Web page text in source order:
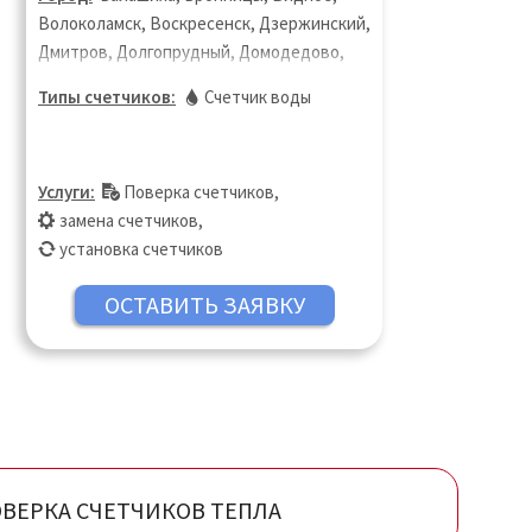
Волоколамск, Воскресенск, Дзержинский,
Дмитров, Долгопрудный, Домодедово,
Ивантеевка, Истра, Кашира, Клин,
Лыткарино, Люберцы, Можайск, Мытищи,
Наро-Фоминск, Озёры, Орехово-Зуево,
Павловский Посад, Подольск, Пушкино,
Раменское, Реутов, Руза, Сергиев Посад,
Серпухов, Солнечногорск, Ступино,
Талдом, Фрязино, Химки, Чехов, Шатура,
Типы счетчиков: Счетчик воды
Услуги: Поверка счетчиков,
замена счетчиков,
установка счетчиков
СЧЕТЧИКОВ ТЕПЛА